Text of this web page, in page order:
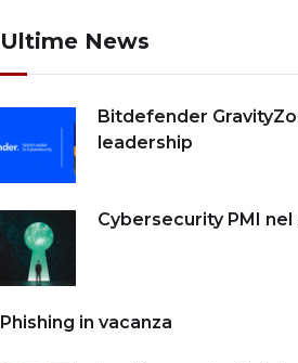
Ultime News
Bitdefender
leadership
Cybersecurity PMI nel
Phishing in vacanza